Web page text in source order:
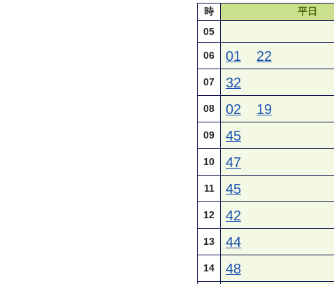
時 平日
05
06 01 22
07 32
08 02 19
09 45
10 47
11 45
12 42
13 44
14 48